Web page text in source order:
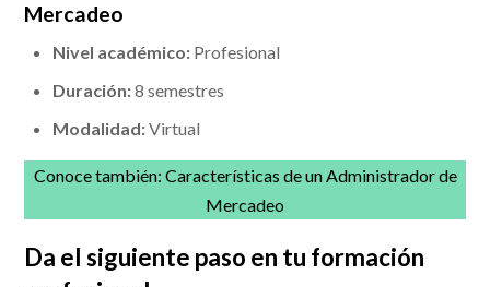
Mercadeo
Nivel académico: Profesional
Duración:8 semestres
Modalidad:Virtual
Conoce también: Características de un Administrador de
Mercadeo
Da el siguiente paso en tu formación